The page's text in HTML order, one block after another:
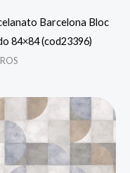
Barcelona Bloc
84×84 (cod23396)